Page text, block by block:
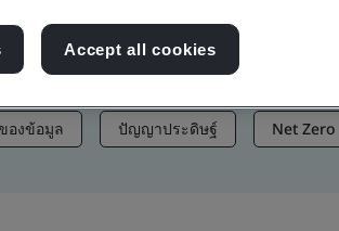
องข้อมูล ปัญญาประดิษฐ์ Net Zero
Accept all cookies